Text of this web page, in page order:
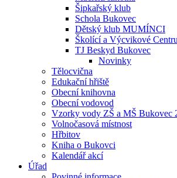
Šipkařský klub
Schola Bukovec
Dětský klub MUMÍNCI
Školící a Výcvikové
TJ Beskyd Bukovec
Novinky
Tělocvična
Edukační hřiště
Obecní knihovna
Obecní vodovod
Vzorky vody ZŠ a MŠ Bukovec
Volnočasová místnost
Hřbitov
Kniha o Bukovci
Kalendář akcí
Úřad